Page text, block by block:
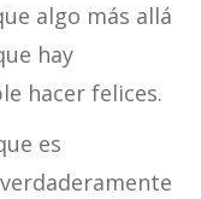
algo más allá
hay
hacer felices.
es